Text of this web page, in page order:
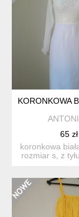
KORONKOWA
65 zł
koronkowa
rozmiar s, z